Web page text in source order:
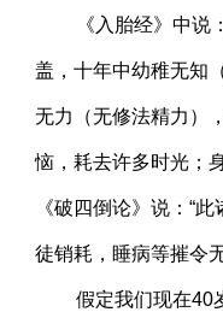
《入胎经》中
盖，十年中幼稚无知
无力（无修法精力）
恼，耗去许多时光；
《破四倒论》说：“
徒销耗，睡病等摧令
假定我们现在40